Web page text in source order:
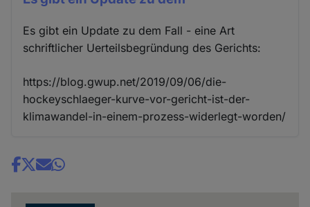
Es gibt ein Update zu dem Fall - eine Art
schriftlicher Uerteilsbegründung des Gerichts:
https://blog.gwup.net/2019/09/06/die-
hockeyschlaeger-kurve-vor-gericht-ist-der-
klimawandel-in-einem-prozess-widerlegt-worden/
Share